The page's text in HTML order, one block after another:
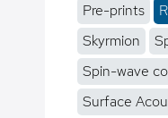
Pre-prints
Skyrmion
Spin-wave
Surface